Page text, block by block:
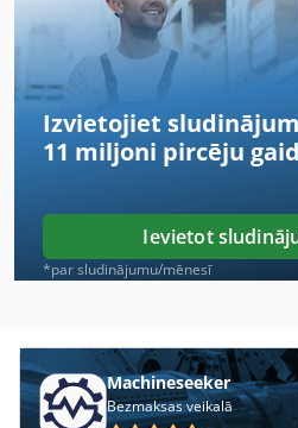
Weiler 280
Weiler Commodor
Weiler Dz 65
Weiler E 70
Weiler E 80
Weiler E110
Weiler Lz
Weiler Lz 220
Izvietojiet
11 miljoni pircēju
Ievietot
*par sludinājumu/mēnesī
Machineseeker
Bezmaksas veikalā